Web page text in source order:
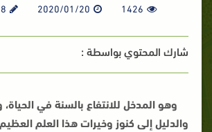
1426
2020/01/20
شارك المحتوي بواسطة :
وهو المدخل للانتفاع بالسنة في
والدليل إلى كنوز وخيرات هذا العلم